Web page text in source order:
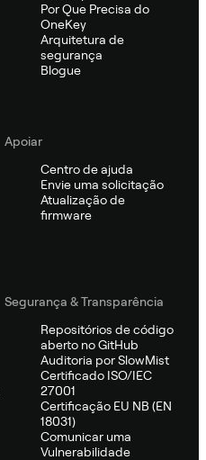
Por Que Precisa do
OneKey
Arquitetura de
segurança
Blogue
Apoiar
Centro de ajuda
Envie uma solicitação
Atualização de
firmware
Segurança & Transparência
Repositórios de código
aberto no GitHub
Auditoria por SlowMist
Certificado ISO/IEC
27001
Certificação EU NB (EN
18031)
Comunicar uma
Vulnerabilidade